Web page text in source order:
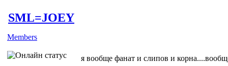
SML=JOEY
Members
я вообще фанат и слипов и